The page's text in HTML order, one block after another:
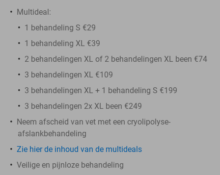
Multideal:
1 behandeling S €29
1 behandeling XL €39
2 behandelingen XL of 2 behandelingen XL been €74
3 behandelingen XL €109
3 behandelingen XL + 1 behandeling S €199
3 behandelingen 2x XL been €249
Neem afscheid van vet met een cryolipolyse-
afslankbehandeling
Zie hier de inhoud van de multideals
Veilige en pijnloze behandeling